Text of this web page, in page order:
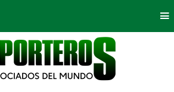
Opinión Bogotá
Tierra Deportes